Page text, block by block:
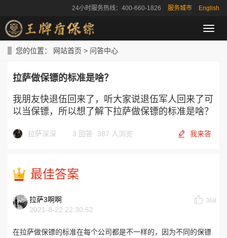
24小时服务热线：400-660-1826 服务城市 English
导
航
您的位置： 网站首页 > 问答中心
拉萨做保镖的标准是啥？
我朋友快退伍回来了，听大家说退伍军人回来了可
以当保镖，所以想了解下拉萨做保镖的标准是啥？
拉萨深深 3 回答· 387 人浏览 我来答
最佳答案
拉萨3啊啊
2021-8-22 22:30:52
368
在拉萨做保镖的标准在每个公司都是不一样的，因为不同的保镖